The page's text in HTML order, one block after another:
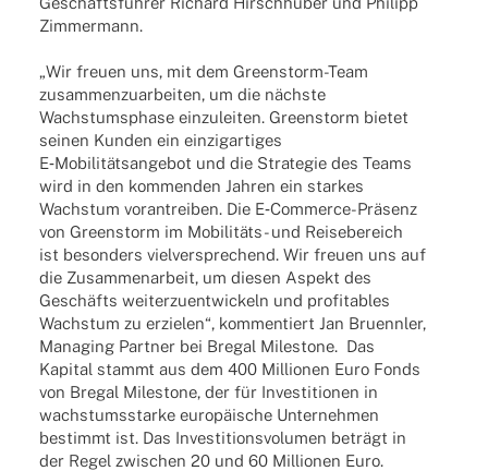
Zimmermann.
„Wir freuen uns, mit dem Green­s­torm-Team
zusam­men­zu­ar­bei­ten, um die nächste
Wachs­tums­phase einzu­lei­ten. Green­storm bietet
seinen Kunden ein einzig­ar­ti­ges
E‑Mobilitätsangebot und die Stra­te­gie des Teams
wird in den kommen­den Jahren ein star­kes
Wachs­tum voran­trei­ben. Die E‑Com­­merce-Präsenz
von Green­storm im Mobi­­li­­täts- und Reise­be­reich
ist beson­ders viel­ver­spre­chend. Wir freuen uns auf
die Zusam­men­ar­beit, um diesen Aspekt des
Geschäfts weiter­zu­ent­wi­ckeln und profi­ta­bles
Wachs­tum zu erzie­len“, kommen­tiert Jan Bruenn­ler,
Mana­ging Part­ner bei Bregal Mile­stone. Das
Kapi­tal stammt aus dem 400 Millio­nen Euro Fonds
von Bregal Mile­stone, der für Inves­ti­tio­nen in
wachs­tums­starke euro­päi­sche Unter­neh­men
bestimmt ist. Das Inves­ti­ti­ons­vo­lu­men beträgt in
der Regel zwischen 20 und 60 Millio­nen Euro.